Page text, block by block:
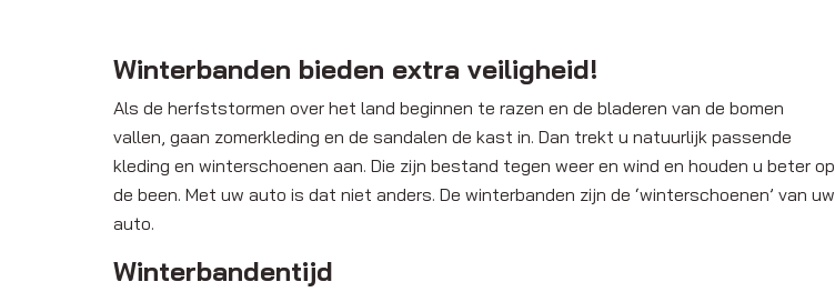
Winterbanden bieden extra veiligheid!
Als de herfststormen over het land beginnen te razen en de bladeren van de bomen
vallen, gaan zomerkleding en de sandalen de kast in. Dan trekt u natuurlijk passende
kleding en winterschoenen aan. Die zijn bestand tegen weer en wind en houden u beter op
de been. Met uw auto is dat niet anders. De winterbanden zijn de ‘winterschoenen’ van uw
auto.
Winterbandentijd